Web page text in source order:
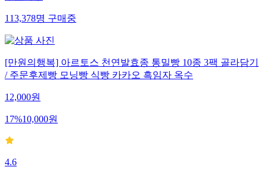
113,378명구매중
[만원의행복] 아르토스 천연발효종 통밀빵 10종 3팩 골라담기
/ 주문후제빵 모닝빵 식빵 카카오 흑임자 옥수
12,000원
17%10,000원
4.6